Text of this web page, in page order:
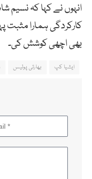
انہوں نے کہا کہ نسیم
کارکردگی ہمارا
بھی اچھی کوشش کی۔
ایشیا کپ بھارتی پولیس